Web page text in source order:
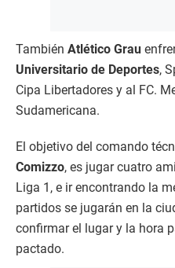
También Atlético Grau
Universitario de Deportes,
Cipa Libertadores y al FC.
Sudamericana.
El objetivo del comando
Comizzo, es jugar cuatro
Liga 1, e ir encontrando la
partidos se jugarán en la
confirmar el lugar y la hora
pactado.